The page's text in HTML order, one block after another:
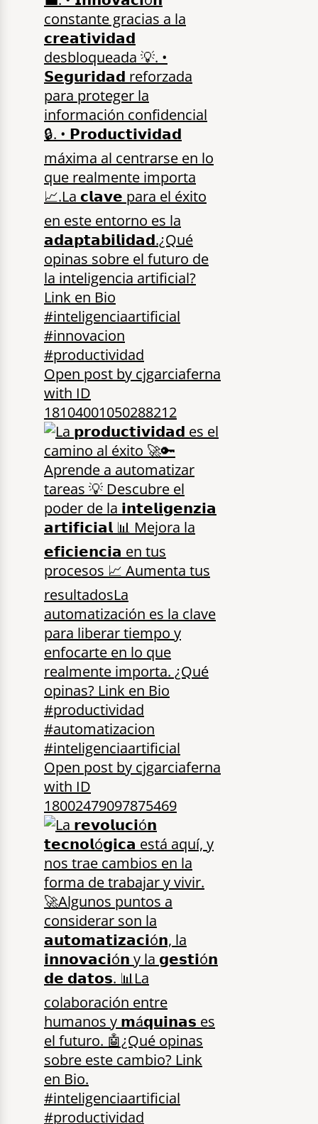
Open post by cjgarciaferna
with ID
18104001050288212
Open post by cjgarciaferna
with ID
18002479097875469